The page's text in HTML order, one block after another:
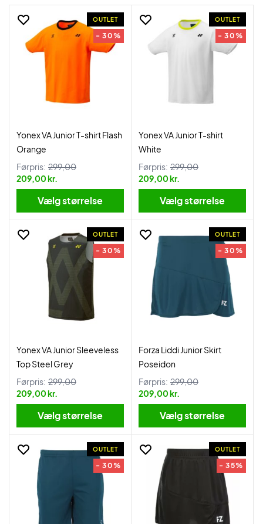
OUTLET
- 30%
Yonex VA Junior T-shirt Flash
Orange
Førpris: 299,00
209,00 kr.
Vælg størrelse
OUTLET
- 30%
Yonex VA Junior T-shirt
White
Førpris: 299,00
209,00 kr.
Vælg størrelse
OUTLET
- 30%
Yonex VA Junior Sleeveless
Top Steel Grey
Førpris: 299,00
209,00 kr.
Vælg størrelse
OUTLET
- 30%
Forza Liddi Junior Skirt
Poseidon
Førpris: 299,00
209,00 kr.
Vælg størrelse
OUTLET
- 30%
OUTLET
- 35%